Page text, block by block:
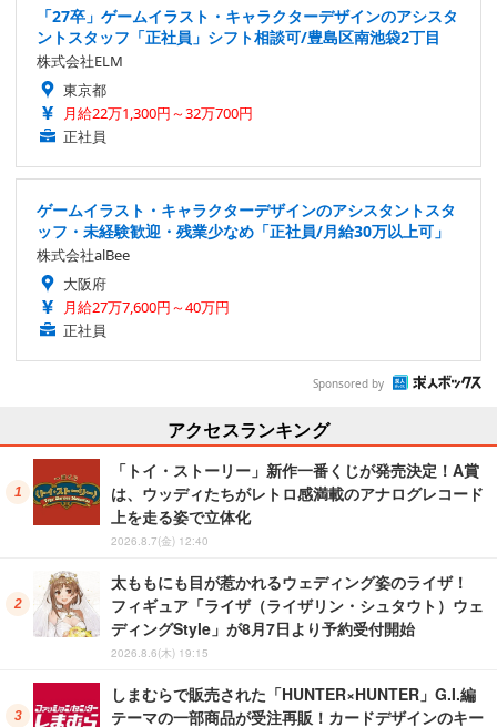
「27卒」ゲームイラスト・キャラクターデザインのアシスタ
ントスタッフ「正社員」シフト相談可/豊島区南池袋2丁目
株式会社ELM
東京都
月給22万1,300円～32万700円
正社員
ゲームイラスト・キャラクターデザインのアシスタントスタ
ッフ・未経験歓迎・残業少なめ「正社員/月給30万以上可」
株式会社alBee
大阪府
月給27万7,600円～40万円
正社員
Sponsored by
アクセスランキング
「トイ・ストーリー」新作一番くじが発売決定！A賞
は、ウッディたちがレトロ感満載のアナログレコード
上を走る姿で立体化
2026.8.7(金) 12:40
太ももにも目が惹かれるウェディング姿のライザ！
フィギュア「ライザ（ライザリン・シュタウト）ウェ
ディングStyle」が8月7日より予約受付開始
2026.8.6(木) 19:15
しまむらで販売された「HUNTER×HUNTER」G.I.編
テーマの一部商品が受注再販！カードデザインのキー